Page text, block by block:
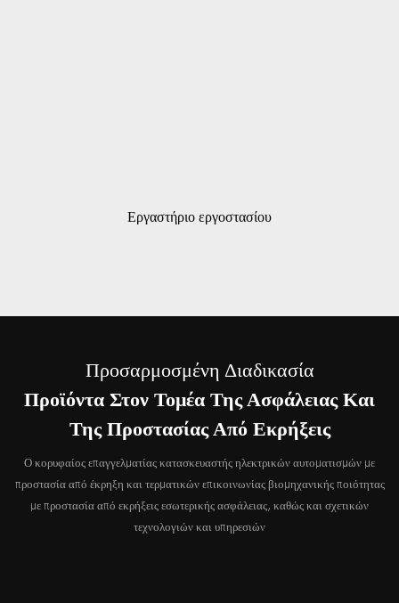
Εργαστήριο εργοστασίου
Προσαρμοσμένη Διαδικασία
Προϊόντα Στον Τομέα Της Ασφάλειας Και
Της Προστασίας Από Εκρήξεις
Ο κορυφαίος επαγγελματίας κατασκευαστής ηλεκτρικών αυτοματισμών με
προστασία από έκρηξη και τερματικών επικοινωνίας βιομηχανικής ποιότητας
με προστασία από εκρήξεις εσωτερικής ασφάλειας, καθώς και σχετικών
τεχνολογιών και υπηρεσιών